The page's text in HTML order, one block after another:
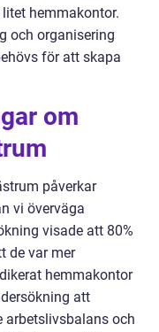
hemmakontor.
och organisering
för att skapa
om
påverkar
vi överväga
visade att 80%
de var mer
hemmakontor
att
arbetslivsbalans och